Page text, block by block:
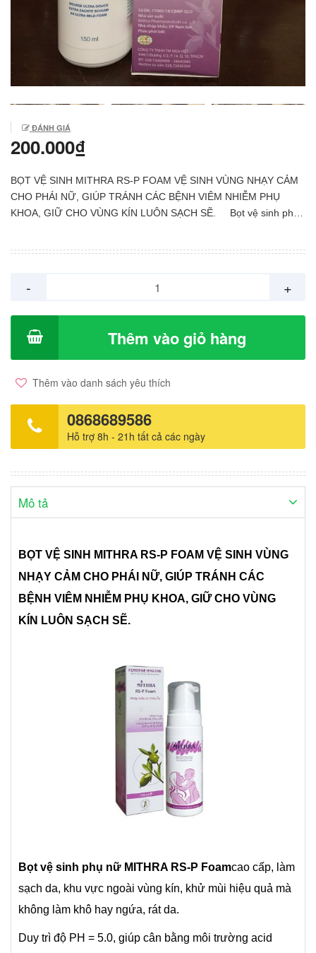
ĐÁNH GIÁ
200.000₫
BỌT VỆ SINH MITHRA RS-P FOAM VỆ SINH VÙNG NHẠY CẢM
CHO PHÁI NỮ, GIÚP TRÁNH CÁC BỆNH VIÊM NHIỄM PHỤ
KHOA, GIỮ CHO VÙNG KÍN LUÔN SẠCH SẼ. Bọt vệ sinh phụ
nhiên, làm dịu vùng da nhạy cảm khi bị ngứa, rát. Không chứa
bảo quản, an toàn khi sử dụng, thích hợp với da nhạy cảm. An
toàn cho cả trẻ em và phụ nữ có thai. CÁCH DÙNG: - Dùng vệ
sinh vùng kín và vùng da nhạy cảm. - Sử dụng 1 lượng kem vừa
đủ, dùng xoa trực tiếp rồi rửa lại với nước. THÀNH PHẦN: Dầu
jojoba, Cocamidopropy Betaine, Trilycerids, Cholorhexidine,
Cetrimonium, PH=5. NSX:MITHRA. Xuất xứ:Bỉ. Dung tích:150ml
- +
Thêm vào giỏ hàng
Thêm vào danh sách yêu thích
0868689586
Hỗ trợ 8h - 21h tất cả các ngày
Mô tả
BỌT VỆ SINH MITHRA RS-P FOAM VỆ SINH VÙNG
NHẠY CẢM CHO PHÁI NỮ, GIÚP TRÁNH CÁC
BỆNH VIÊM NHIỄM PHỤ KHOA, GIỮ CHO VÙNG
KÍN LUÔN SẠCH SẼ.
Bọt vệ sinh phụ nữ MITHRA RS-P Foamcao cấp, làm
sạch da, khu vực ngoài vùng kín, khử mùi hiệu quả mà
không làm khô hay ngứa, rát da.
Duy trì độ PH = 5.0, giúp cân bằng môi trường acid